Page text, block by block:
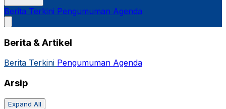
Berita Terkini Pengumuman Agenda
Berita & Artikel
Berita Terkini Pengumuman Agenda
Arsip
Expand All